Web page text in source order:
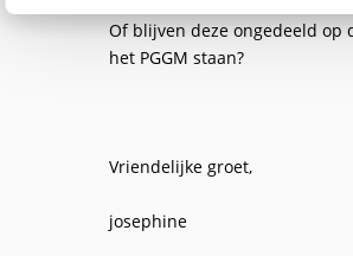
Of blijven deze ongedeeld op
het PGGM staan?
Vriendelijke groet,
josephine